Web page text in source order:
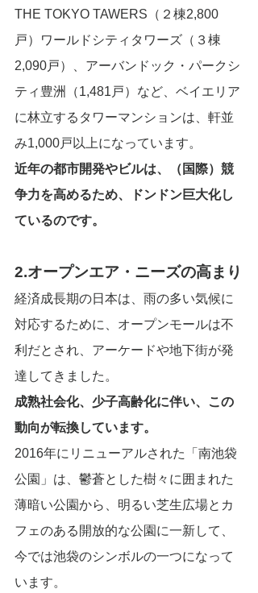
THE TOKYO TAWERS（２棟2,800
戸）ワールドシティタワーズ（３棟
2,090戸）、アーバンドック・パークシ
ティ豊洲（1,481戸）など、ベイエリア
に林立するタワーマンションは、軒並
み1,000戸以上になっています。
近年の都市開発やビルは、（国際）競
争力を高めるため、ドンドン巨大化し
ているのです。
2.オープンエア・ニーズの高まり
経済成長期の日本は、雨の多い気候に
対応するために、オープンモールは不
利だとされ、アーケードや地下街が発
達してきました。
成熟社会化、少子高齢化に伴い、この
動向が転換しています。
2016年にリニューアルされた「南池袋
公園」は、鬱蒼とした樹々に囲まれた
薄暗い公園から、明るい芝生広場とカ
フェのある開放的な公園に一新して、
今では池袋のシンボルの一つになって
います。